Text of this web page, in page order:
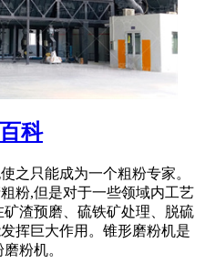
科
之只能成为一个粗粉专家。
粉,但是对于一些领域内工艺
渣预磨、硫铁矿处理、脱硫
挥巨大作用。锥形磨粉机是
粉机。